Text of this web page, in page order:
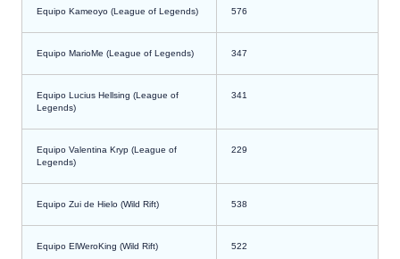
Equipo Kameoyo (League of Legends) 576
Equipo MarioMe (League of Legends) 347
Equipo Lucius Hellsing (League of
Legends)
341
Equipo Valentina Kryp (League of
Legends)
229
Equipo Zui de Hielo (Wild Rift) 538
Equipo ElWeroKing (Wild Rift) 522